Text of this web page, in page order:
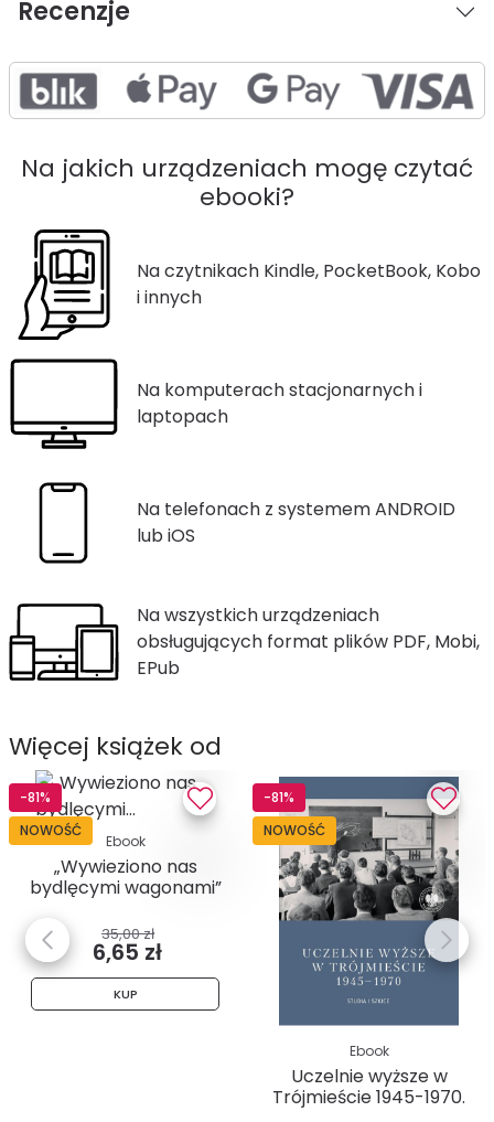
Recenzje
Na jakich urządzeniach mogę czytać
ebooki?
Na czytnikach Kindle, PocketBook, Kobo
i innych
Na komputerach stacjonarnych i
laptopach
Na telefonach z systemem ANDROID
lub iOS
Na wszystkich urządzeniach
obsługujących format plików PDF, Mobi,
EPub
Więcej książek od
-81%
NOWOŚĆ
Ebook
„Wywieziono nas
bydlęcymi wagonami”
35,00 zł
6,65 zł
KUP
-81%
NOWOŚĆ
Ebook
Uczelnie wyższe w
Trójmieście 1945-1970.